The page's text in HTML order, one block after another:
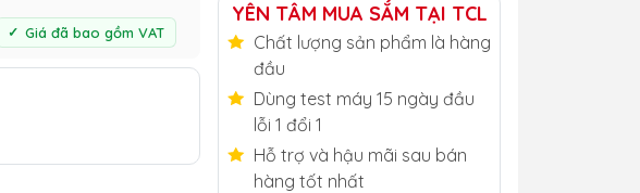
Giá đã bao gồm VAT
YÊN TÂM MUA SẮM TẠI TCL
Chất lượng sản phẩm là hàng
đầu
Dùng test máy 15 ngày đầu
lỗi 1 đổi 1
Hỗ trợ và hậu mãi sau bán
hàng tốt nhất